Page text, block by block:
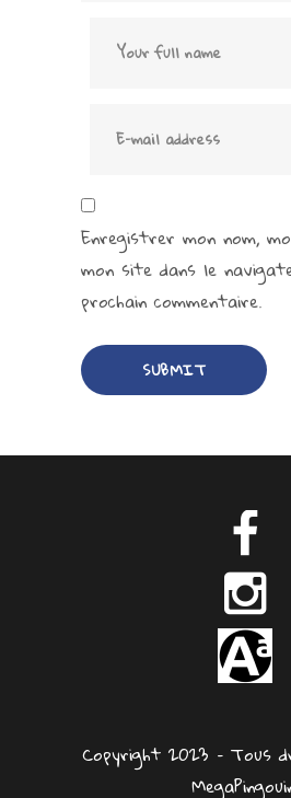
Enregistrer mon nom,
mon site dans le
prochain commentaire.
Copyright 2023 – Tous